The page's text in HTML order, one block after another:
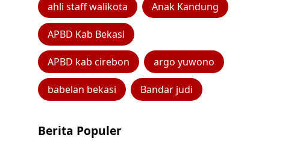
ahli staff walikota Anak Kandung
APBD Kab Bekasi
APBD kab cirebon argo yuwono
babelan bekasi Bandar judi
Berita Populer